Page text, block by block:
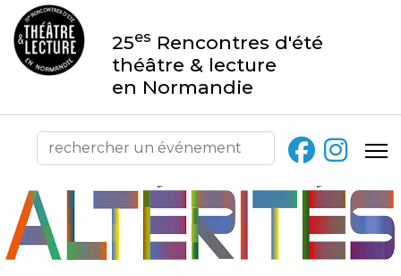
25es Rencontres d'été
théâtre & lecture
en Normandie